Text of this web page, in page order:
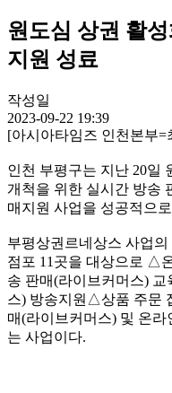
원도심 상권 활
지원 성료
작성일
2023-09-22 19:39
[아시아타임즈 인천본부=
인천 부평구는 지난 20일
개척을 위한 실시간 방송
매지원 사업을 성공적으
부평상권르네상스 사업
점포 11곳을 대상으로 △
송 판매(라이브커머스)
스) 방송지원△상품 주문
매(라이브커머스) 및 온
는 사업이다.